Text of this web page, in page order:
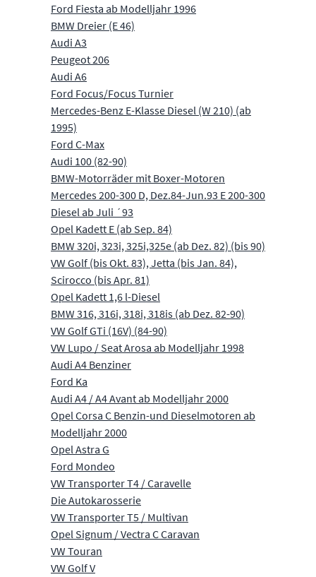
Ford Fiesta ab Modelljahr 1996
BMW Dreier (E 46)
Audi A3
Peugeot 206
Audi A6
Ford Focus/Focus Turnier
Mercedes-Benz E-Klasse Diesel (W 210) (ab
1995)
Ford C-Max
Audi 100 (82-90)
BMW-Motorräder mit Boxer-Motoren
Mercedes 200-300 D, Dez.84-Jun.93 E 200-300
Diesel ab Juli ´93
Opel Kadett E (ab Sep. 84)
BMW 320i, 323i, 325i,325e (ab Dez. 82) (bis 90)
VW Golf (bis Okt. 83), Jetta (bis Jan. 84),
Scirocco (bis Apr. 81)
Opel Kadett 1,6 l-Diesel
BMW 316, 316i, 318i, 318is (ab Dez. 82-90)
VW Golf GTi (16V) (84-90)
VW Lupo / Seat Arosa ab Modelljahr 1998
Audi A4 Benziner
Ford Ka
Audi A4 / A4 Avant ab Modelljahr 2000
Opel Corsa C Benzin-und Dieselmotoren ab
Modelljahr 2000
Opel Astra G
Ford Mondeo
VW Transporter T4 / Caravelle
Die Autokarosserie
VW Transporter T5 / Multivan
Opel Signum / Vectra C Caravan
VW Touran
VW Golf V